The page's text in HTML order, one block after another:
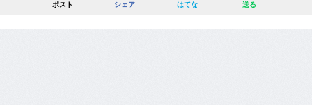
ポスト シェア はてな 送る